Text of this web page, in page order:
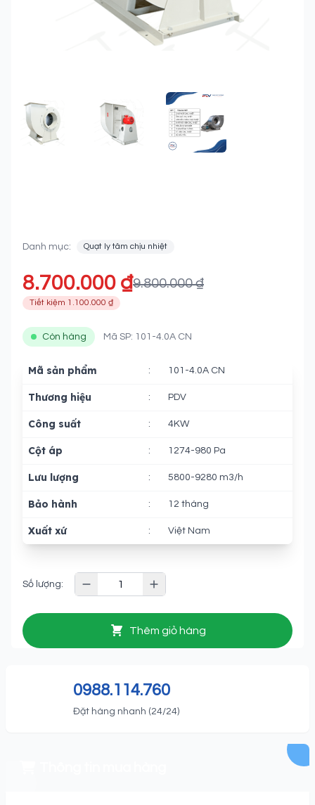
FEATURED IMAGEGALLERY IMAGE 1GALLERY IMAGE 2
Danh mục: Quạt ly tâm chịu nhiệt
8.700.000 ₫9.800.000 ₫
Tiết kiệm 1.100.000 ₫
Còn hàng Mã SP: 101-4.0A CN
Mã sản phẩm : 101-4.0A CN
Thương hiệu : PDV
Công suất : 4KW
Cột áp : 1274-980 Pa
Lưu lượng : 5800-9280 m3/h
Bảo hành : 12 tháng
Xuất xứ : Việt Nam
Số lượng:
Thêm giỏ hàng
0988.114.760
Đặt hàng nhanh (24/24)